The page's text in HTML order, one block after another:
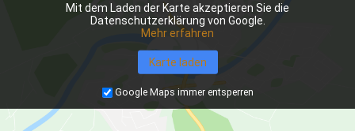
Mit dem Laden der Karte akzeptieren Sie die
Datenschutzerklärung von Google.
Mehr erfahren
Karte laden
Google Maps immer entsperren